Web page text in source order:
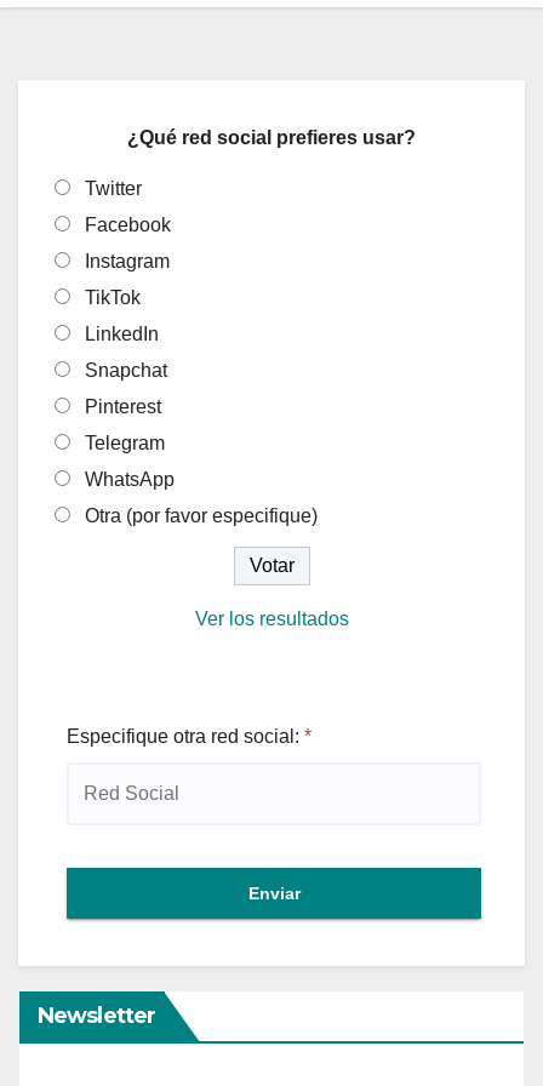
¿Qué red social prefieres usar?
Twitter
Facebook
Instagram
TikTok
LinkedIn
Snapchat
Pinterest
Telegram
WhatsApp
Otra (por favor especifique)
Ver los resultados
Especifique otra red social: *
Enviar
Newsletter